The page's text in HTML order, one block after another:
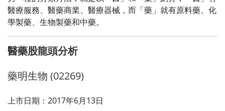
醫療服務、醫藥商業、醫療器械，而「藥」就有原料藥、化
學製藥、生物製藥和中藥。
醫藥股龍頭分析
藥明生物 (02269)
上市日期：2017年6月13日